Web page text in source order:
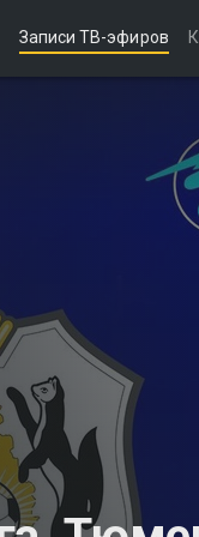
Записи ТВ-эфиров